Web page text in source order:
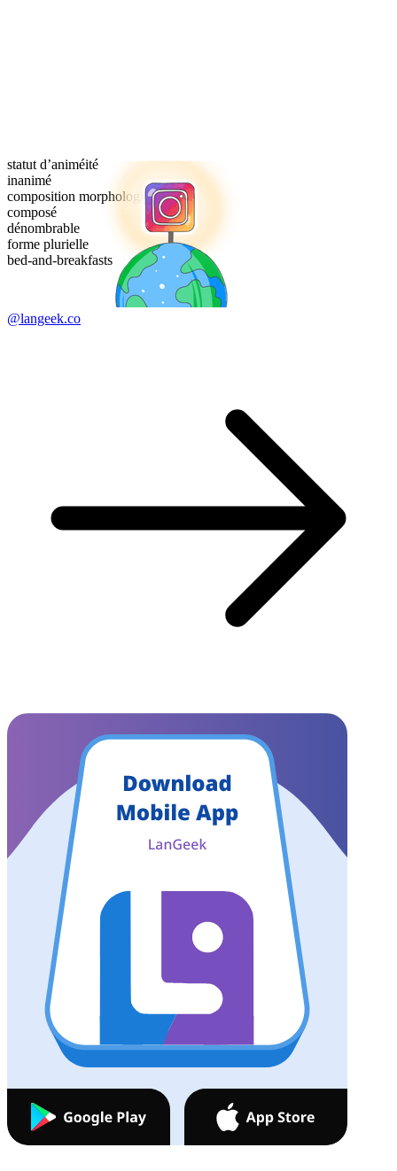
statut d’animéité
inanimé
composition morphologique
composé
dénombrable
forme plurielle
bed-and-breakfasts
@langeek.co